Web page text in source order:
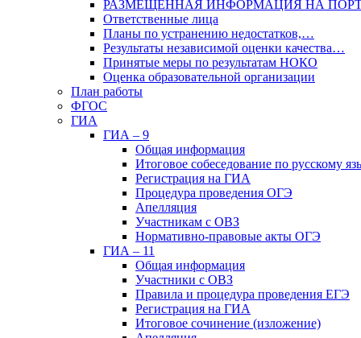
РАЗМЕЩЁННАЯ ИНФОРМАЦИЯ НА
Ответственные лица
Планы по устранению недостатков,…
Результаты независимой оценки качества…
Принятые меры по результатам НОКО
Оценка образовательной организации
План работы
ФГОС
ГИА
ГИА – 9
Общая информация
Итоговое собеседование по русскому
Регистрация на ГИА
Процедура проведения ОГЭ
Апелляция
Участникам с ОВЗ
Нормативно-правовые акты ОГЭ
ГИА – 11
Общая информация
Участники с ОВЗ
Правила и процедура проведения ЕГЭ
Регистрация на ГИА
Итоговое сочинение (изложение)